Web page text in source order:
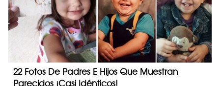
22 Fotos De Padres E Hijos Que Muestran
Parecidos ¡Casi Idénticos!